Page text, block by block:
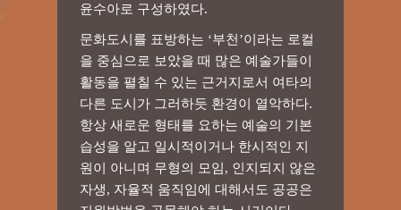
윤수아로 구성하였다.
문화도시를 표방하는 ‘부천’이라는 로컬
을 중심으로 보았을 때 많은 예술가들이
활동을 펼칠 수 있는 근거지로서 여타의
다른 도시가 그러하듯 환경이 열악하다.
항상 새로운 형태를 요하는 예술의 기본
습성을 알고 일시적이거나 한시적인 지
원이 아니며 무형의 모임, 인지되지 않은
자생, 자율적 움직임에 대해서도 공공은